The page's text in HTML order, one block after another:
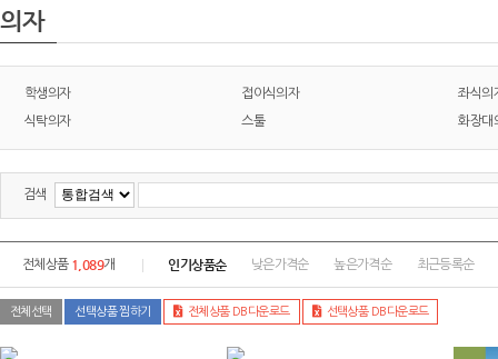
의자
학생의자 접이식의자 좌식의
식탁의자 스툴 화장대
검색
전체상품 1,089개 인기상품순 낮은가격순 높은가격순 최근등록순
전체선택 선택상품 찜하기 전체상품 DB다운로드 선택상품 DB다운로드